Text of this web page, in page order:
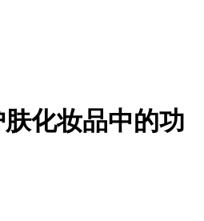
化妆品中的功